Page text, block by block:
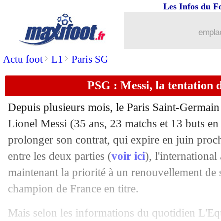
Actu foot> L1 > Paris SG
Les Infos du
PSG : Messi, la tentation
Depuis plusieurs mois, le Paris Saint-
Lionel Messi (35 ans, 23 matchs et 13 buts
prolonger son contrat, qui expire en juin
entre les deux parties (voir ici), l'international
maintenant la priorité à un renouvellement de
champion de France en titre.
Mais selon les informations du quotidien
Italie: Retegui, Pinamonti "dérangé"
30/03 OM
30/03 Chelsea: Mudryk compte bien
30/03 PSG : Riolo veut voir Messi partir
30/03 L1: Galtier, le coach le mieux payé
30/03 Espagne: Gavi, des attitudes qui
30/03 Lyon: Cherki, l'option bientôt activée
30/03 Real: Ancelotti défendu par Xabi